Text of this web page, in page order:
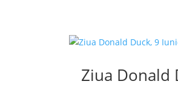
Ziua Donald